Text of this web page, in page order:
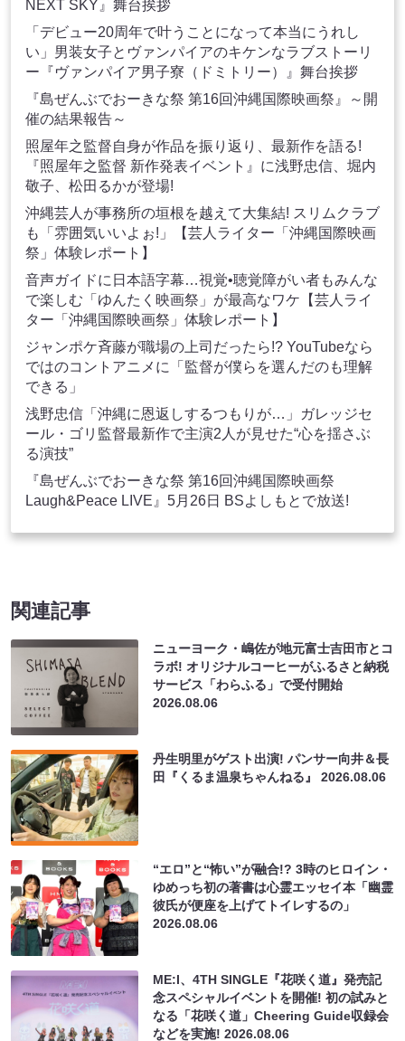
NEXT SKY』舞台挨拶
「デビュー20周年で叶うことになって本当にうれし
い」男装女子とヴァンパイアのキケンなラブストーリ
ー『ヴァンパイア男子寮（ドミトリー）』舞台挨拶
『島ぜんぶでおーきな祭 第16回沖縄国際映画祭』～開
催の結果報告～
照屋年之監督自身が作品を振り返り、最新作を語る!
『照屋年之監督 新作発表イベント』に浅野忠信、堀内
敬子、松田るかが登場!
沖縄芸人が事務所の垣根を越えて大集結! スリムクラブ
も「雰囲気いいよぉ!」【芸人ライター「沖縄国際映画
祭」体験レポート】
音声ガイドに日本語字幕…視覚•聴覚障がい者もみんな
で楽しむ「ゆんたく映画祭」が最高なワケ【芸人ライ
ター「沖縄国際映画祭」体験レポート】
ジャンポケ斉藤が職場の上司だったら!? YouTubeなら
ではのコントアニメに「監督が僕らを選んだのも理解
できる」
浅野忠信「沖縄に恩返しするつもりが…」ガレッジセ
ール・ゴリ監督最新作で主演2人が見せた“心を揺さぶ
る演技”
『島ぜんぶでおーきな祭 第16回沖縄国際映画祭
Laugh&Peace LIVE』5月26日 BSよしもとで放送!
関連記事
ニューヨーク・嶋佐が地元富士吉田市とコ
ラボ! オリジナルコーヒーがふるさと納税
サービス「わらふる」で受付開始
2026.08.06
丹生明里がゲスト出演! パンサー向井＆長
田『くるま温泉ちゃんねる』2026.08.06
“エロ”と“怖い”が融合!? 3時のヒロイン・
ゆめっち初の著書は心霊エッセイ本「幽霊
彼氏が便座を上げてトイレするの」
2026.08.06
ME:I、4TH SINGLE『花咲く道』発売記
念スペシャルイベントを開催! 初の試みと
なる「花咲く道」Cheering Guide収録会
などを実施!2026.08.06